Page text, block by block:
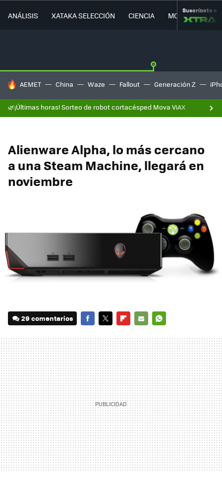
ANÁLISIS XATAKA SELECCIÓN CIENCIA MOVILIDAD
Suscríbete a
HOY SE HABLA DE
AEMET China Waze Fallout Generación Z
🌿¡Últimas horas! Sorteo de robot cortacésped Mova ViAX
Alienware Alpha, lo más cercano
a una Steam Machine, llegará en
noviembre
29 comentarios
MAIL